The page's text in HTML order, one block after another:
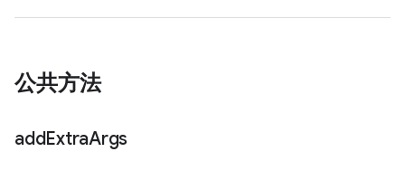
公共方法
addExtraArgs